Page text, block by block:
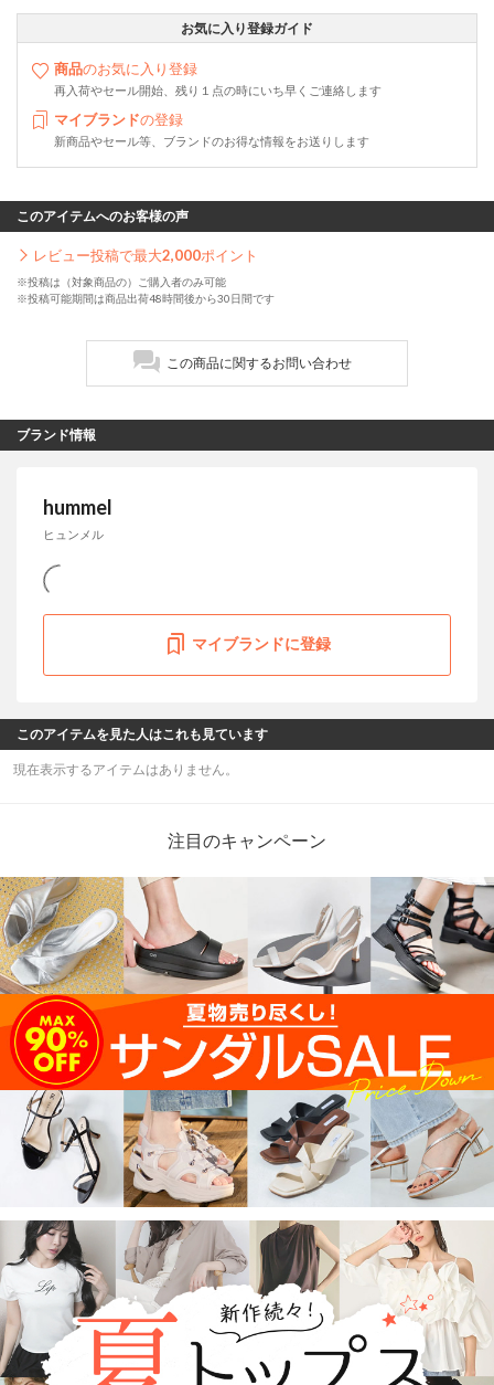
お気に入り登録ガイド
商品のお気に入り登録
再入荷やセール開始、残り１点の時にいち早くご連絡します
マイブランドの登録
新商品やセール等、ブランドのお得な情報をお送りします
このアイテムへのお客様の声
レビュー投稿で最大2,000ポイント
※投稿は（対象商品の）ご購入者のみ可能
※投稿可能期間は商品出荷48時間後から30日間です
この商品に関するお問い合わせ
ブランド情報
hummel
ヒュンメル
マイブランドに登録
このアイテムを見た人はこれも見ています
現在表示するアイテムはありません。
注目のキャンペーン